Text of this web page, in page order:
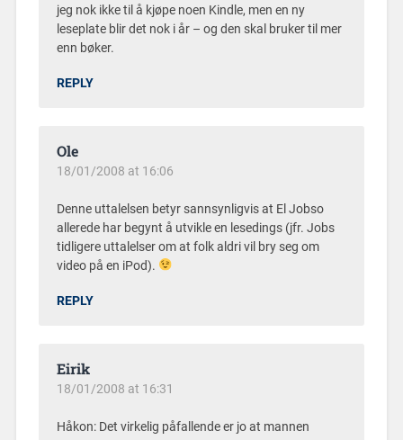
jeg nok ikke til å kjøpe noen Kindle, men en ny
leseplate blir det nok i år – og den skal bruker til mer
enn bøker.
REPLY
Ole
18/01/2008 at 16:06
Denne uttalelsen betyr sannsynligvis at El Jobso
allerede har begynt å utvikle en lesedings (jfr. Jobs
tidligere uttalelser om at folk aldri vil bry seg om
video på en iPod).
REPLY
Eirik
18/01/2008 at 16:31
Håkon: Det virkelig påfallende er jo at mannen